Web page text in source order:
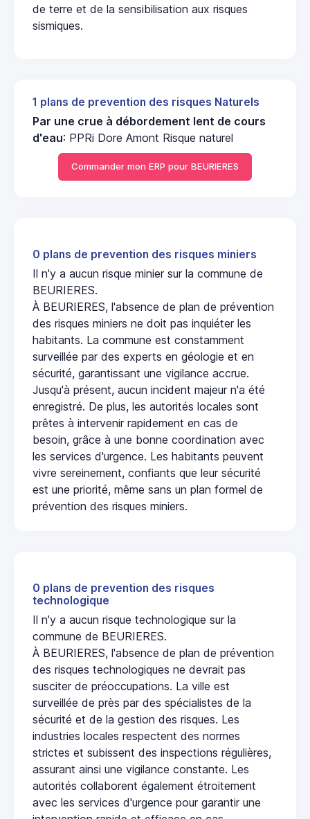
de terre et de la sensibilisation aux risques
sismiques.
1 plans de prevention des risques Naturels
Par une crue à débordement lent de cours
d'eau: PPRi Dore Amont Risque naturel
Commander mon ERP pour BEURIERES
0 plans de prevention des risques miniers
Il n'y a aucun risque minier sur la commune de
BEURIERES.
À BEURIERES, l'absence de plan de prévention
des risques miniers ne doit pas inquiéter les
habitants. La commune est constamment
surveillée par des experts en géologie et en
sécurité, garantissant une vigilance accrue.
Jusqu'à présent, aucun incident majeur n'a été
enregistré. De plus, les autorités locales sont
prêtes à intervenir rapidement en cas de
besoin, grâce à une bonne coordination avec
les services d'urgence. Les habitants peuvent
vivre sereinement, confiants que leur sécurité
est une priorité, même sans un plan formel de
prévention des risques miniers.
0 plans de prevention des risques
technologique
Il n'y a aucun risque technologique sur la
commune de BEURIERES.
À BEURIERES, l'absence de plan de prévention
des risques technologiques ne devrait pas
susciter de préoccupations. La ville est
surveillée de près par des spécialistes de la
sécurité et de la gestion des risques. Les
industries locales respectent des normes
strictes et subissent des inspections régulières,
assurant ainsi une vigilance constante. Les
autorités collaborent également étroitement
avec les services d'urgence pour garantir une